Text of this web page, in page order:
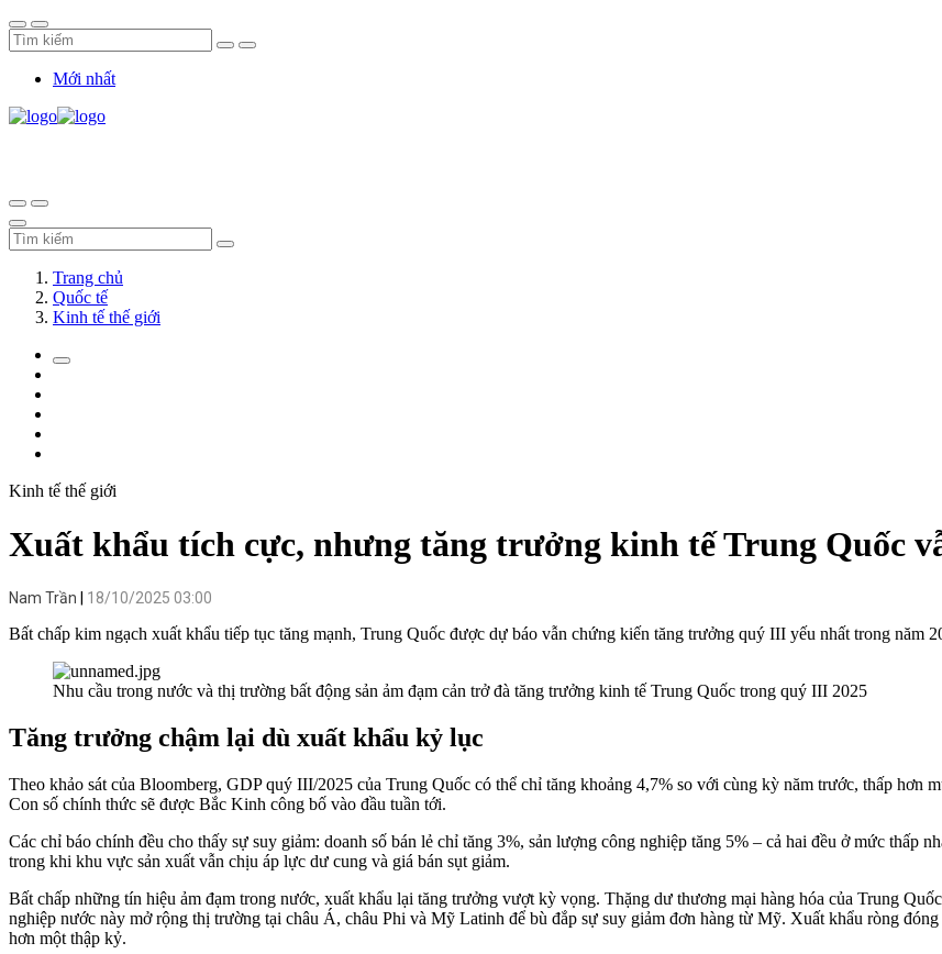
Mới nhất
Trang chủ
Quốc tế
Kinh tế thế giới
Kinh tế thế giới
Xuất khẩu tích cực, nhưng tăng trưởng kinh tế Trung Quốc
Nam Trần 18/10/2025 03:00
Bất chấp kim ngạch xuất khẩu tiếp tục tăng mạnh, Trung Quốc được dự báo vẫn chứng kiến tăng trưởng quý III yếu nhất trong năm
Nhu cầu trong nước và thị trường bất động sản ảm đạm cản trở đà tăng trưởng kinh tế Trung Quốc trong quý III 2025
Tăng trưởng chậm lại dù xuất khẩu kỷ lục
Theo khảo sát của Bloomberg, GDP quý III/2025 của Trung Quốc có thể chỉ tăng khoảng 4,7% so với cùng kỳ năm trước, thấp hơn
Con số chính thức sẽ được Bắc Kinh công bố vào đầu tuần tới.
Các chỉ báo chính đều cho thấy sự suy giảm: doanh số bán lẻ chỉ tăng 3%, sản lượng công nghiệp tăng 5% – cả hai đều ở mức thấp
trong khi khu vực sản xuất vẫn chịu áp lực dư cung và giá bán sụt giảm.
Bất chấp những tín hiệu ảm đạm trong nước, xuất khẩu lại tăng trưởng vượt kỳ vọng. Thặng dư thương mại hàng hóa của Trung
nghiệp nước này mở rộng thị trường tại châu Á, châu Phi và Mỹ Latinh để bù đắp sự suy giảm đơn hàng từ Mỹ. Xuất khẩu ròng
hơn một thập kỷ.